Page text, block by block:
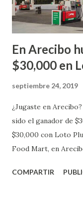
En Arecibo
$30,000 en
septiembre 24, 2019
¿Jugaste en
sido el ganador de
$30,000 con Loto
Food Mart, en
COMPARTIR